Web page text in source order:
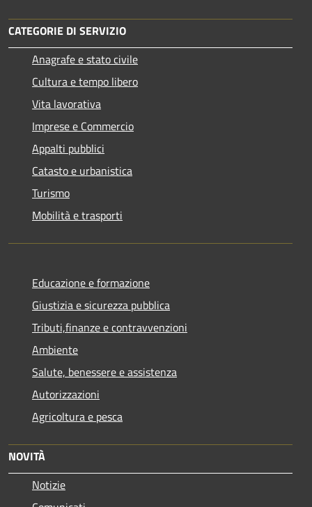
CATEGORIE DI SERVIZIO
Anagrafe e stato civile
Cultura e tempo libero
Vita lavorativa
Imprese e Commercio
Appalti pubblici
Catasto e urbanistica
Turismo
Mobilità e trasporti
Educazione e formazione
Giustizia e sicurezza pubblica
Tributi,finanze e contravvenzioni
Ambiente
Salute, benessere e assistenza
Autorizzazioni
Agricoltura e pesca
NOVITÀ
Notizie